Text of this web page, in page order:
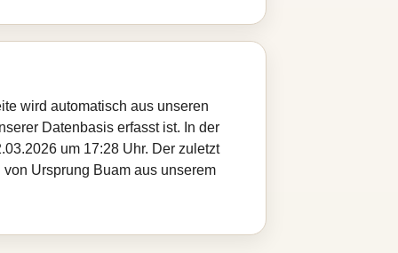
wird automatisch aus unseren
Datenbasis erfasst ist. In der
um 17:28 Uhr. Der zuletzt
Ursprung Buam aus unserem